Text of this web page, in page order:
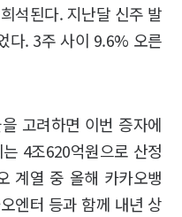
석된다. 지난달 신주 발
다. 3주 사이 9.6% 오른
고려하면 이번 증자에
4조620억원으로 산정
계열 중 올해 카카오뱅
엔터 등과 함께 내년 상